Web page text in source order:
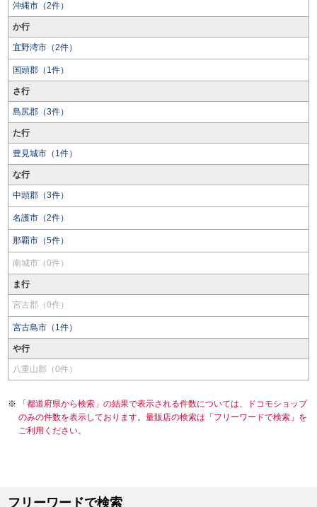
沖縄市（2件）
か行
宜野湾市（2件）
国頭郡（1件）
さ行
島尻郡（3件）
た行
豊見城市（1件）
な行
中頭郡（3件）
名護市（2件）
那覇市（5件）
南城市（0件）
ま行
宮古郡（0件）
宮古島市（1件）
や行
八重山郡（0件）
「都道府県から検索」の結果で表示される件数については、ドコモショップ
のみの件数を表示しております。量販店の検索は「フリーワードで検索」を
ご利用ください。
フリーワードで検索